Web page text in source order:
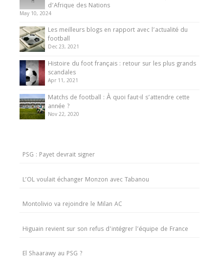
d’Afrique des Nations
May 10, 2024
Les meilleurs blogs en rapport avec l’actualité du
football
Dec 23, 2021
Histoire du foot français : retour sur les plus grands
scandales
Apr 11, 2021
Matchs de football : À quoi faut-il s’attendre cette
année ?
Nov 22, 2020
PSG : Payet devrait signer
L’OL voulait échanger Monzon avec Tabanou
Montolivio va rejoindre le Milan AC
Higuain revient sur son refus d’intégrer l’équipe de France
El Shaarawy au PSG ?